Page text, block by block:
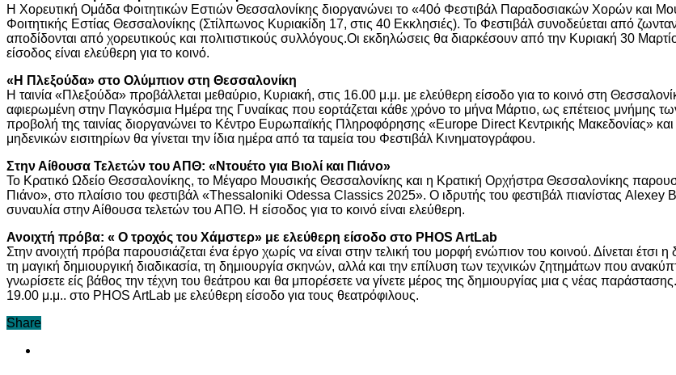
Η Χορευτική Ομάδα Φοιτητικών Εστιών Θεσσαλονίκης διοργανώνει το «40ό Φεστιβάλ Παραδοσιακών Χορών και
Φοιτητικής Εστίας Θεσσαλονίκης (Στίλπωνος Κυριακίδη 17, στις 40 Εκκλησιές). Το Φεστιβάλ συνοδεύεται από
αποδίδονται από χορευτικούς και πολιτιστικούς συλλόγους.Οι εκδηλώσεις θα διαρκέσουν από την Κυριακή 30
είσοδος είναι ελεύθερη για το κοινό.
«Η Πλεξούδα» στο Ολύμπιον στη Θεσσαλονίκη
Η ταινία «Πλεξούδα» προβάλλεται μεθαύριο, Κυριακή, στις 16.00 μ.μ. με ελεύθερη είσοδο για το κοινό στη
αφιερωμένη στην Παγκόσμια Ημέρα της Γυναίκας που εορτάζεται κάθε χρόνο το μήνα Μάρτιο, ως επέτειος μνήμης
προβολή της ταινίας διοργανώνει το Κέντρο Ευρωπαϊκής Πληροφόρησης «Europe Direct Κεντρικής Μακεδονίας»
μηδενικών εισιτηρίων θα γίνεται την ίδια ημέρα από τα ταμεία του Φεστιβάλ Κινηματογράφου.
Στην Αίθουσα Τελετών του ΑΠΘ: «Ντουέτο για Βιολί και Πιάνο»
Το Κρατικό Ωδείο Θεσσαλονίκης, το Μέγαρο Μουσικής Θεσσαλονίκης και η Κρατική Ορχήστρα Θεσσαλονίκης
Πιάνο», στο πλαίσιο του φεστιβάλ «Thessaloniki Odessa Classics 2025». Ο ιδρυτής του φεστιβάλ πιανίστας Alexey
συναυλία στην Αίθουσα τελετών του ΑΠΘ. Η είσοδος για το κοινό είναι ελεύθερη.
Ανοιχτή πρόβα: « Ο τροχός του Χάμστερ» με ελεύθερη είσοδο στο PHOS ArtLab
Στην ανοιχτή πρόβα παρουσιάζεται ένα έργο χωρίς να είναι στην τελική του μορφή ενώπιον του κοινού. Δίνεται
τη μαγική δημιουργική διαδικασία, τη δημιουργία σκηνών, αλλά και την επίλυση των τεχνικών ζητημάτων που
γνωρίσετε είς βάθος την τέχνη του θεάτρου και θα μπορέσετε να γίνετε μέρος της δημιουργίας μια ς νέας
19.00 μ.μ.. στο PHOS ArtLab με ελεύθερη είσοδο για τους θεατρόφιλους.
Share